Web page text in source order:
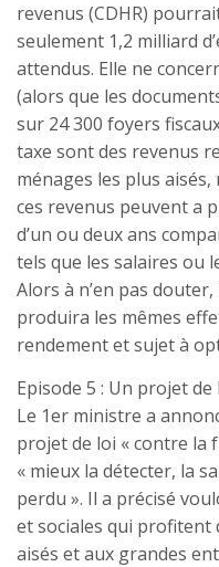
revenus (CDHR)
seulement 1,2 milliard
attendus. Elle ne
(alors que les
sur 24 300 foyers
taxe sont des revenus
ménages les plus
ces revenus peuvent a
d’un ou deux ans
tels que les salaires ou
Alors à n’en pas
produira les mêmes
rendement et sujet à
Episode 5 : Un projet
Le 1er ministre a
projet de loi « contre la
« mieux la détecter, la
perdu ». Il a précisé
et sociales qui profitent
aisés et aux grandes